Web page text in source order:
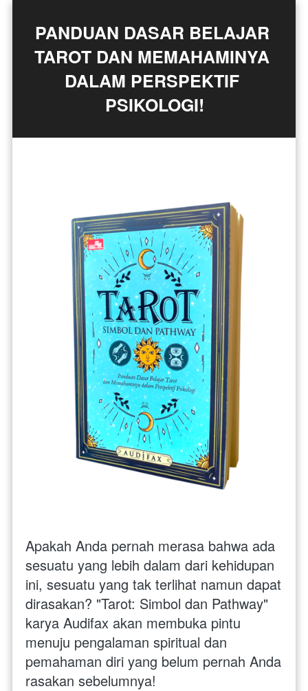
PANDUAN DASAR BELAJAR
TAROT DAN MEMAHAMINYA
DALAM PERSPEKTIF
PSIKOLOGI!
Apakah Anda pernah merasa bahwa ada
sesuatu yang lebih dalam dari kehidupan
ini, sesuatu yang tak terlihat namun dapat
dirasakan? "Tarot: Simbol dan Pathway"
karya Audifax akan membuka pintu
menuju pengalaman spiritual dan
pemahaman diri yang belum pernah Anda
rasakan sebelumnya!